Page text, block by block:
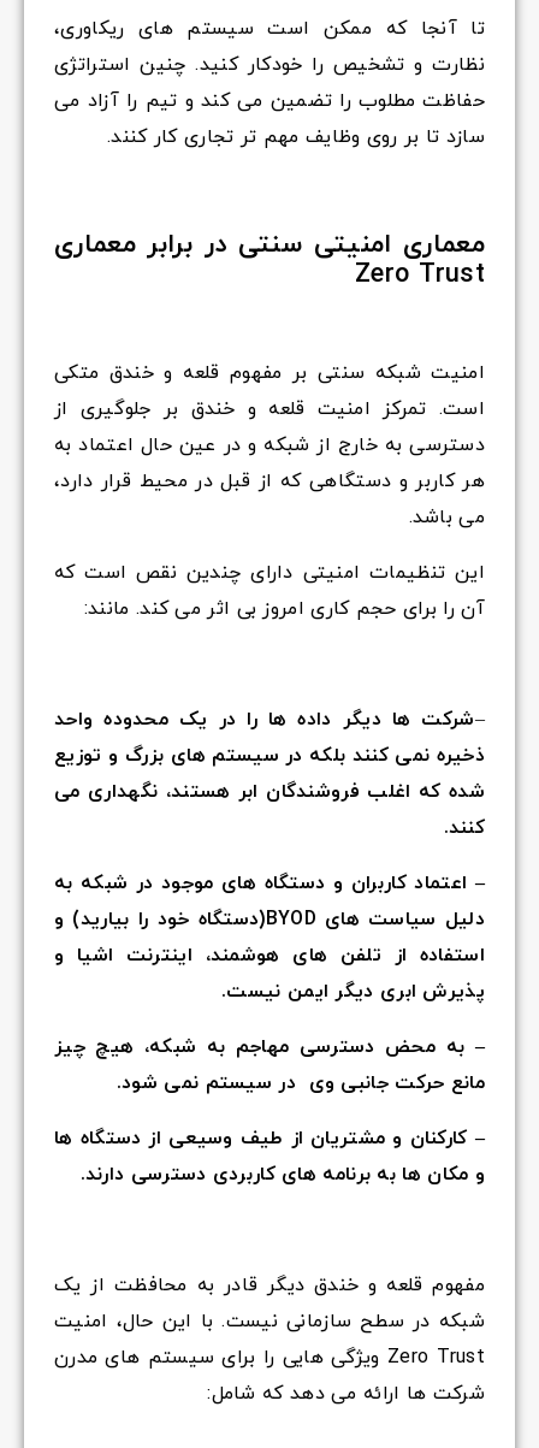
تا آنجا که ممکن است سیستم های ریکاوری،
نظارت و تشخیص را خودکار کنید. چنین استراتژی
حفاظت مطلوب را تضمین می کند و تیم را آزاد می
سازد تا بر روی وظایف مهم تر تجاری کار کنند.
معماری امنیتی سنتی در برابر معماری
Zero Trust
امنیت شبکه سنتی بر مفهوم قلعه و خندق متکی
است. تمرکز امنیت قلعه و خندق بر جلوگیری از
دسترسی به خارج از شبکه و در عین حال اعتماد به
هر کاربر و دستگاهی که از قبل در محیط قرار دارد،
می باشد.
این تنظیمات امنیتی دارای چندین نقص است که
آن را برای حجم کاری امروز بی اثر می کند. مانند:
–شرکت ها دیگر داده ها را در یک محدوده واحد
ذخیره نمی کنند بلکه در سیستم های بزرگ و توزیع
شده که اغلب فروشندگان ابر هستند، نگهداری می
کنند.
– اعتماد کاربران و دستگاه های موجود در شبکه به
دلیل سیاست های BYOD(دستگاه خود را بیارید) و
استفاده از تلفن های هوشمند، اینترنت اشیا و
پذیرش ابری دیگر ایمن نیست.
– به محض دسترسی مهاجم به شبکه، هیچ چیز
مانع حرکت جانبی وی در سیستم نمی شود.
– کارکنان و مشتریان از طیف وسیعی از دستگاه ها
و مکان ها به برنامه های کاربردی دسترسی دارند.
مفهوم قلعه و خندق دیگر قادر به محافظت از یک
شبکه در سطح سازمانی نیست. با این حال، امنیت
Zero Trust ویژگی هایی را برای سیستم های مدرن
شرکت ها ارائه می دهد که شامل: